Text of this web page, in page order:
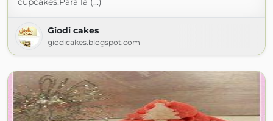
Giodi cakes
giodicakes.blogspot.com